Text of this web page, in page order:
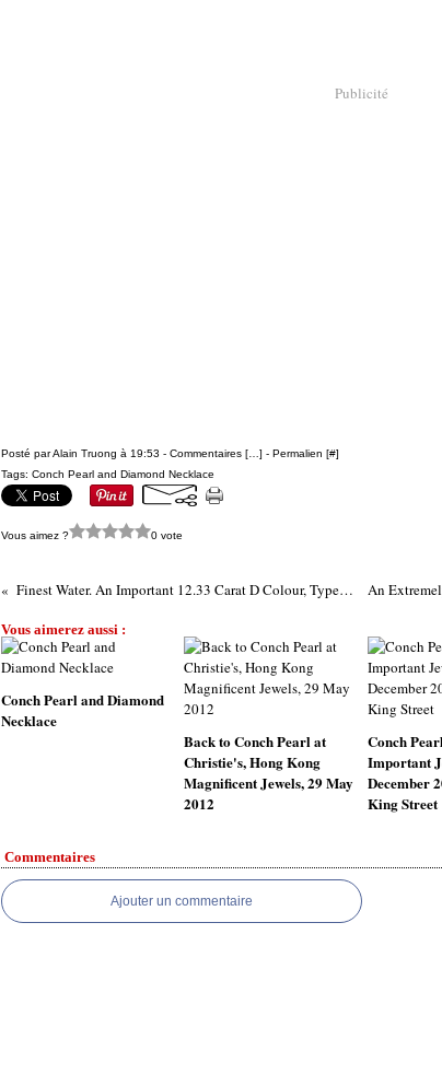
Publicité
Posté par Alain Truong à 19:53 - Commentaires [ ] - Permalien [#]
Tags: Conch Pearl and Diamond Necklace
Vous aimez ? 0 vote
Finest Water. An Important 12.33 Carat D Colour, Type IIA, Internally Flawless Diamond Pendant
Vous aimerez aussi :
Conch Pearl and Diamond
Necklace
Back to Conch Pearl at
Christie's, Hong Kong
Magnificent Jewels, 29 May
2012
Conch
Important
December
King Street
Commentaires
Ajouter un commentaire